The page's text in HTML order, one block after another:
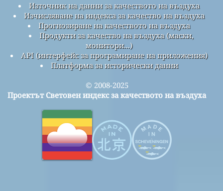
Източник на данни за качеството на въздуха
Изчисляване на индекса за качество на въздуха
Прогнозиране на качеството на въздуха
Продукти за качество на въздуха (маски,
монитори...)
API (интерфейс за програмиране на приложения)
Платформа за исторически данни
© 2008-2025
Проектът Световен индекс за качеството на въздуха